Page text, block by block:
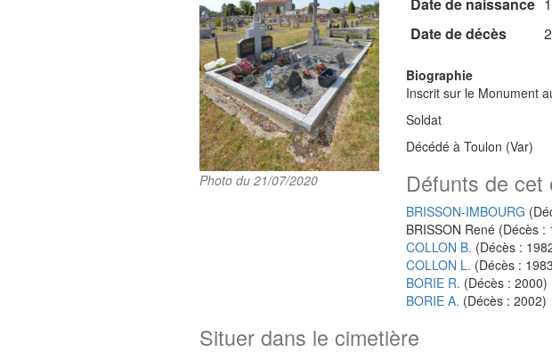
Photo du 21/07/2020
Date de décès
Biographie
Inscrit sur le Monument
Soldat
Décédé à Toulon (Var)
Défunts de cet
BRISSON-IMBOURG
BRISSON René (Décès :
COLLON B. (Décès :
COLLON L. (Décès :
BORIE R. (Décès : 2000)
BORIE A. (Décès : 2002)
Situer dans le cimetière